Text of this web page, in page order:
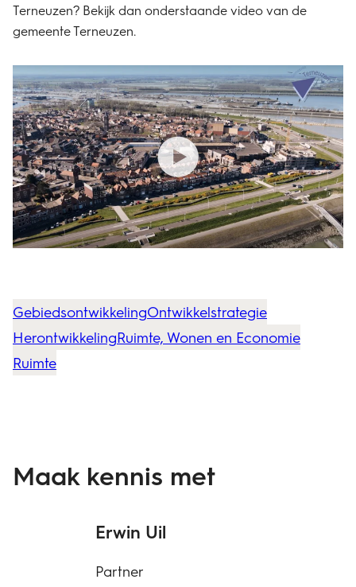
Terneuzen? Bekijk dan onderstaande video van de
gemeente Terneuzen.
GebiedsontwikkelingOntwikkelstrategie
HerontwikkelingRuimte, Wonen en Economie
Ruimte
Maak kennis met
Erwin Uil
Partner